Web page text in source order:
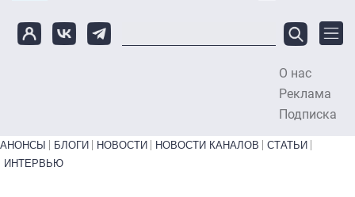
О нас
Реклама
Подписка
Primary links bottom
АНОНСЫ БЛОГИ НОВОСТИ НОВОСТИ КАНАЛОВ
СТАТЬИ
ИНТЕРВЬЮ